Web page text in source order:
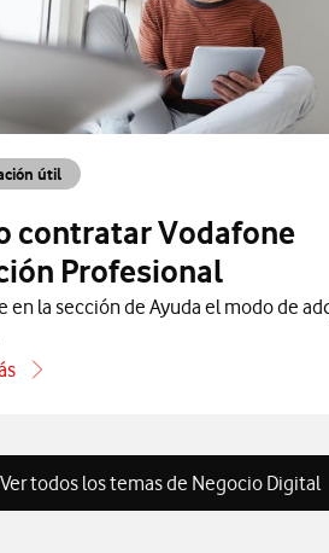
útil
contratar Vodafone
Profesional
en la sección de Ayuda el modo de
Cómo contratar Vodafone Solución
Ver todos los temas de Negocio Digital